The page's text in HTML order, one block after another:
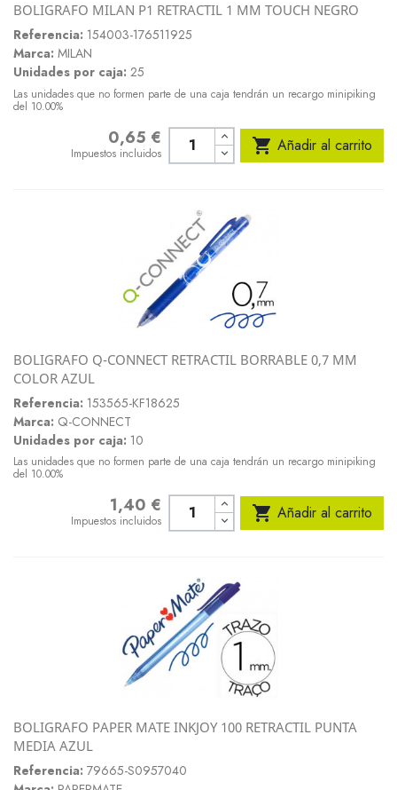
BOLIGRAFO MILAN P1 RETRACTIL 1 MM TOUCH NEGRO
Referencia: 154003-176511925
Marca: MILAN
Unidades por caja: 25
Las unidades que no formen parte de una caja tendrán un recargo minipiking
del 10.00%
0,65 €
Impuestos incluidos  Añadir al carrito
BOLIGRAFO Q-CONNECT RETRACTIL BORRABLE 0,7 MM
COLOR AZUL
Referencia: 153565-KF18625
Marca: Q-CONNECT
Unidades por caja: 10
Las unidades que no formen parte de una caja tendrán un recargo minipiking
del 10.00%
1,40 €
Impuestos incluidos  Añadir al carrito
BOLIGRAFO PAPER MATE INKJOY 100 RETRACTIL PUNTA
MEDIA AZUL
Referencia: 79665-S0957040